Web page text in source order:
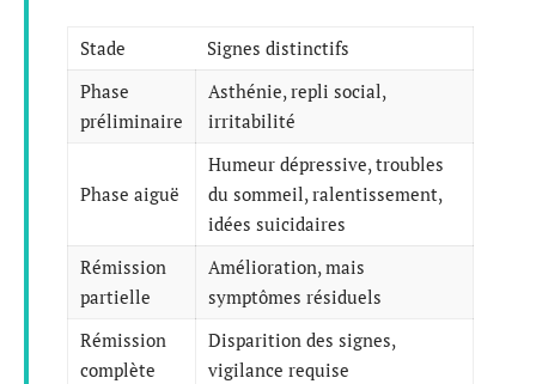
Stade
Signes distinctifs
Phase
préliminaire
Asthénie, repli social,
irritabilité
Phase aiguë
Humeur dépressive, troubles
du sommeil, ralentissement,
idées suicidaires
Rémission
partielle
Amélioration, mais
symptômes résiduels
Rémission
complète
Disparition des signes,
vigilance requise